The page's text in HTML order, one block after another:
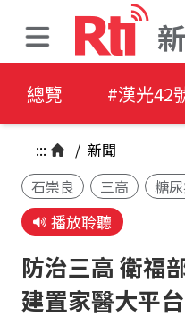
總覽 #漢光42
::: / 新聞
石崇良
三高 糖
播放聆聽
防治三高 衛福
建置家醫大平